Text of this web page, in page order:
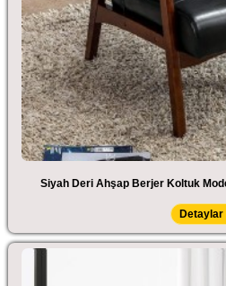
Siyah Deri Ahşap Berjer Koltuk
Detaylar